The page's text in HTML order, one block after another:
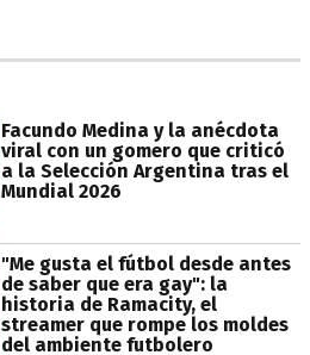
Facundo Medina y la anécdota
viral con un gomero que criticó
a la Selección Argentina tras el
Mundial 2026
"Me gusta el fútbol desde antes
de saber que era gay": la
historia de Ramacity, el
streamer que rompe los moldes
del ambiente futbolero